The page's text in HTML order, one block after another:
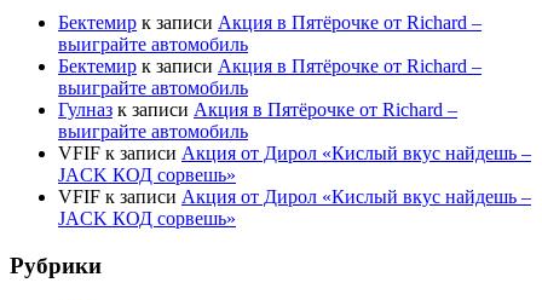
Бектемир к записи Акция в Пятёрочке от Richard –
выиграйте автомобиль
Бектемир к записи Акция в Пятёрочке от Richard –
выиграйте автомобиль
Гулназ к записи Акция в Пятёрочке от Richard –
выиграйте автомобиль
VFIF к записи Акция от Дирол «Кислый вкус найдешь –
JACK КОД сорвешь»
VFIF к записи Акция от Дирол «Кислый вкус найдешь –
JACK КОД сорвешь»
Рубрики